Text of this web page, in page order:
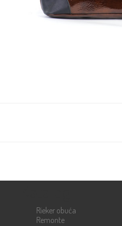
Rieker obuća
Remonte